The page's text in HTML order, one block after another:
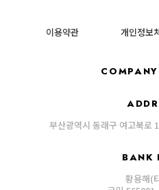
이용약관 개인정보
부산광역시 동래구 여고북로
BANK
황용해(